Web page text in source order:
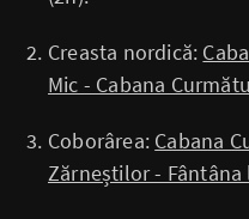
Creasta nordică:
Mic - Cabana
Coborârea: Cabana
Zărneștilor -